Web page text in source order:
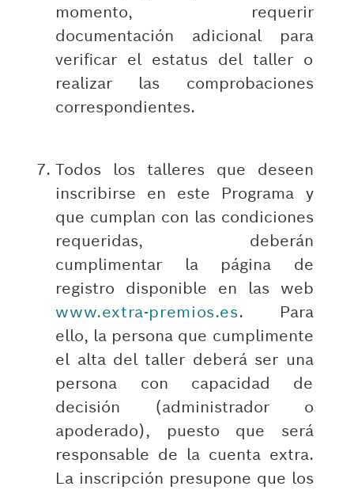
momento, requerir
documentación adicional para
verificar el estatus del taller o
realizar las comprobaciones
correspondientes.
Todos los talleres que deseen
inscribirse en este Programa y
que cumplan con las condiciones
requeridas, deberán
cumplimentar la página de
registro disponible en las web
www.extra-premios.es. Para
ello, la persona que cumplimente
el alta del taller deberá ser una
persona con capacidad de
decisión (administrador o
apoderado), puesto que será
responsable de la cuenta extra.
La inscripción presupone que los